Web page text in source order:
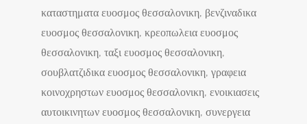
καταστηματα ευοσμος θεσσαλονικη, βενζιναδικα
ευοσμος θεσσαλονικη, κρεοπωλεια ευοσμος
θεσσαλονικη, ταξι ευοσμος θεσσαλονικη,
σουβλατζιδικα ευοσμος θεσσαλονικη, γραφεια
κοινοχρηστων ευοσμος θεσσαλονικη, ενοικιασεις
αυτοικινητων ευοσμος θεσσαλονικη, συνεργεια